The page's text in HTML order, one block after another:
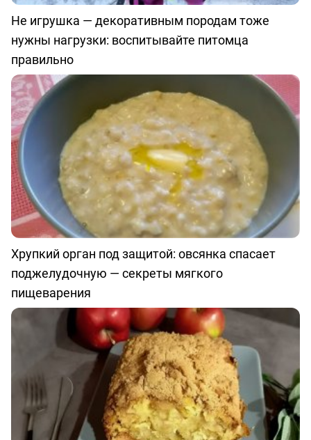
Не игрушка — декоративным породам тоже
нужны нагрузки: воспитывайте питомца
правильно
Хрупкий орган под защитой: овсянка спасает
поджелудочную — секреты мягкого
пищеварения